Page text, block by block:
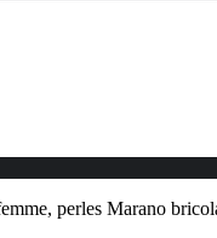
perles Marano